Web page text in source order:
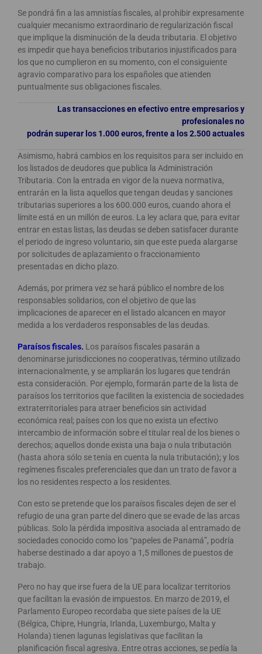
Se pondrá fin a las amnistías fiscales, al prohibir expresamente
cualquier mecanismo extraordinario de regularización fiscal
que implique la disminución de la deuda tributaria. El objetivo
es impedir que haya beneficios tributarios injustificados para
los que no cumplieron en su momento, con el consiguiente
agravio comparativo para los españoles que atienden
puntualmente sus obligaciones fiscales.
Las transacciones en efectivo entre empresarios y
profesionales no
podrán superar los 1.000 euros, frente a los 2.500 actuales
Asimismo, habrá cambios en los requisitos para ser incluido en
los listados de deudores que publica la Administración
Tributaria. Con la entrada en vigor de la nueva normativa,
entrarán en la lista aquellos que tengan deudas y sanciones
tributarias superiores a los 600.000 euros, cuando ahora el
límite está en un millón de euros. La ley aclara que, para evitar
entrar en estas listas, las deudas se deben satisfacer durante
el periodo de ingreso voluntario, sin que este pueda alargarse
por solicitudes de aplazamiento o fraccionamiento
presentadas en dicho plazo.
Además, por primera vez se hará público el nombre de los
responsables solidarios, con el objetivo de que las
implicaciones de aparecer en el listado alcancen en mayor
medida a los verdaderos responsables de las deudas.
Paraísos fiscales. Los paraísos fiscales pasarán a
denominarse jurisdicciones no cooperativas, término utilizado
internacionalmente, y se ampliarán los lugares que tendrán
esta consideración. Por ejemplo, formarán parte de la lista de
paraísos los territorios que faciliten la existencia de sociedades
extraterritoriales para atraer beneficios sin actividad
económica real; países con los que no exista un efectivo
intercambio de información sobre el titular real de los bienes o
derechos; aquellos donde exista una baja o nula tributación
(hasta ahora sólo se tenía en cuenta la nula tributación); y los
regímenes fiscales preferenciales que dan un trato de favor a
los no residentes respecto a los residentes.
Con esto se pretende que los paraísos fiscales dejen de ser el
refugio de una gran parte del dinero que se evade de las arcas
públicas. Solo la pérdida impositiva asociada al entramado de
sociedades conocido como los “papeles de Panamá”, podría
haberse destinado a dar apoyo a 1,5 millones de puestos de
trabajo.
Pero no hay que irse fuera de la UE para localizar territorios
que facilitan la evasión de impuestos. En marzo de 2019, el
Parlamento Europeo recordaba que siete países de la UE
(Bélgica, Chipre, Hungría, Irlanda, Luxemburgo, Malta y
Holanda) tienen lagunas legislativas que facilitan la
planificación fiscal agresiva. Entre otras acciones, se pedía la